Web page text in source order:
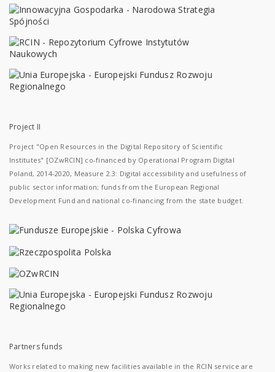
Project II
Project "Open Resources in the Digital Repository of Scientific
Institutes" [OZwRCIN] co-financed by Operational Program Digital
Poland, 2014-2020, Measure 2.3: Digital accessibility and usefulness of
public sector information; funds from the European Regional
Development Fund and national co-financing from the state budget.
Partners funds
Works related to making new facilities available in the RCIN service are